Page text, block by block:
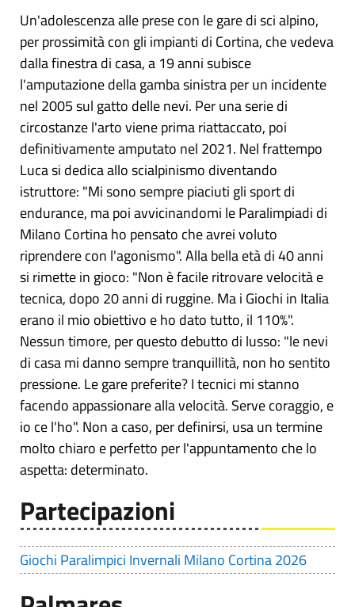
Un'adolescenza alle prese con le gare di sci alpino,
per prossimità con gli impianti di Cortina, che vedeva
dalla finestra di casa, a 19 anni subisce
l'amputazione della gamba sinistra per un incidente
nel 2005 sul gatto delle nevi. Per una serie di
circostanze l'arto viene prima riattaccato, poi
definitivamente amputato nel 2021. Nel frattempo
Luca si dedica allo scialpinismo diventando
istruttore: "Mi sono sempre piaciuti gli sport di
endurance, ma poi avvicinandomi le Paralimpiadi di
Milano Cortina ho pensato che avrei voluto
riprendere con l'agonismo". Alla bella età di 40 anni
si rimette in gioco: "Non è facile ritrovare velocità e
tecnica, dopo 20 anni di ruggine. Ma i Giochi in Italia
erano il mio obiettivo e ho dato tutto, il 110%".
Nessun timore, per questo debutto di lusso: "le nevi
di casa mi danno sempre tranquillità, non ho sentito
pressione. Le gare preferite? I tecnici mi stanno
facendo appassionare alla velocità. Serve coraggio, e
io ce l'ho". Non a caso, per definirsi, usa un termine
molto chiaro e perfetto per l'appuntamento che lo
aspetta: determinato.
Partecipazioni
Giochi Paralimpici Invernali Milano Cortina 2026